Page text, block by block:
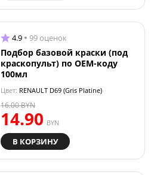
4.9 99 оценок
Подбор базовой краски (под
краскопульт) по OEM-коду
100мл
Цвет: RENAULT D69 (Gris Platine)
14.90 BYN
16.00BYN
В КОРЗИНУ